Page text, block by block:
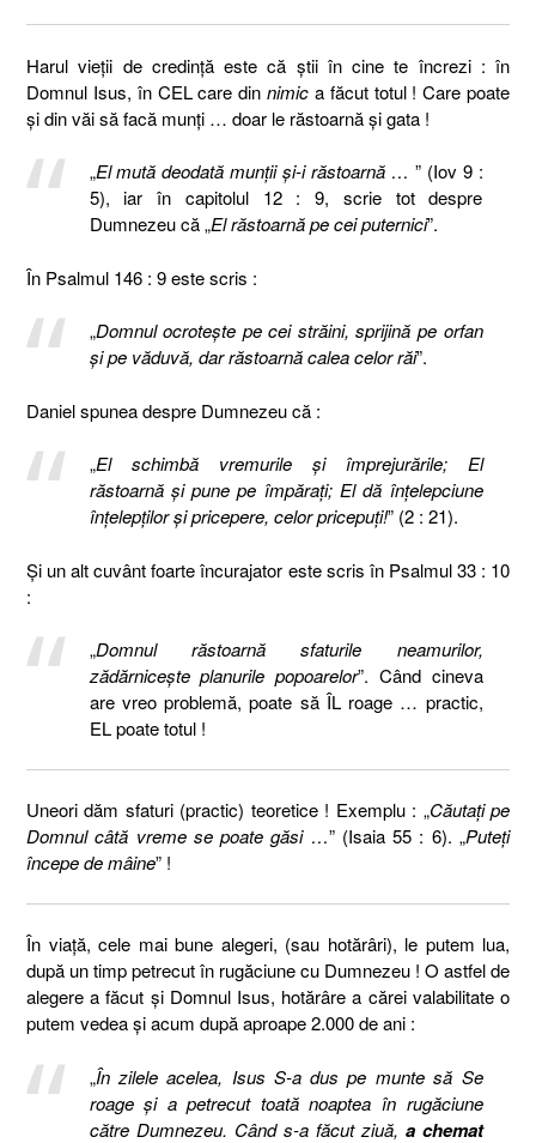
Harul vieţii de credinţă este că ştii în cine te încrezi : în
Domnul Isus, în CEL care din nimic a făcut totul ! Care poate
şi din văi să facă munţi … doar le răstoarnă şi gata !
„El mută deodată munţii şi-i răstoarnă … ” (Iov 9 :
5), iar în capitolul 12 : 9, scrie tot despre
Dumnezeu că „El răstoarnă pe cei puternici”.
În Psalmul 146 : 9 este scris :
„Domnul ocroteşte pe cei străini, sprijină pe orfan
şi pe văduvă, dar răstoarnă calea celor răi”.
Daniel spunea despre Dumnezeu că :
„El schimbă vremurile şi împrejurările; El
răstoarnă şi pune pe împăraţi; El dă înţelepciune
înţelepţilor şi pricepere, celor pricepuţi!” (2 : 21).
Şi un alt cuvânt foarte încurajator este scris în Psalmul 33 : 10
:
„Domnul răstoarnă sfaturile neamurilor,
zădărniceşte planurile popoarelor”. Când cineva
are vreo problemă, poate să ÎL roage … practic,
EL poate totul !
Uneori dăm sfaturi (practic) teoretice ! Exemplu : „Căutaţi pe
Domnul câtă vreme se poate găsi …” (Isaia 55 : 6). „Puteţi
începe de mâine” !
În viaţă, cele mai bune alegeri, (sau hotărâri), le putem lua,
după un timp petrecut în rugăciune cu Dumnezeu ! O astfel de
alegere a făcut şi Domnul Isus, hotărâre a cărei valabilitate o
putem vedea şi acum după aproape 2.000 de ani :
„În zilele acelea, Isus S-a dus pe munte să Se
roage şi a petrecut toată noaptea în rugăciune
către Dumnezeu. Când s-a făcut ziuă, a chemat